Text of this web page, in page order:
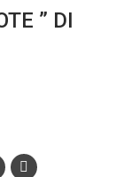
” DI